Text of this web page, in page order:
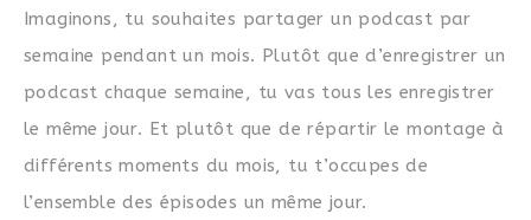
Imaginons, tu souhaites partager un podcast par
semaine pendant un mois. Plutôt que d’enregistrer un
podcast chaque semaine, tu vas tous les enregistrer
le même jour. Et plutôt que de répartir le montage à
différents moments du mois, tu t’occupes de
l’ensemble des épisodes un même jour.